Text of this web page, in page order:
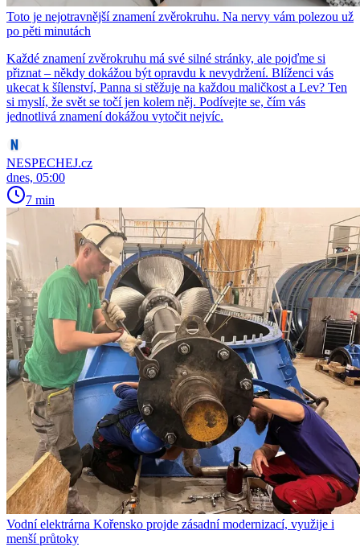
Toto je nejotravnější znamení zvěrokruhu. Na nervy vám polezou už
po pěti minutách
Každé znamení zvěrokruhu má své silné stránky, ale pojďme si
přiznat – někdy dokážou být opravdu k nevydržení. Blíženci vás
ukecat k šílenství, Panna si stěžuje na každou maličkost a Lev? Ten
si myslí, že svět se točí jen kolem něj. Podívejte se, čím vás
jednotlivá znamení dokážou vytočit nejvíc.
NESPECHEJ.cz
dnes, 05:00
7 min
Vodní elektrárna Kořensko projde zásadní modernizací, využije i
menší průtoky